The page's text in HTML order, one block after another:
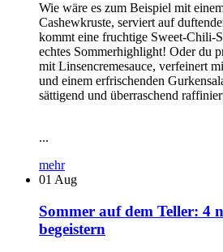
Wie wäre es zum Beispiel mit
Cashewkruste, serviert auf
kommt eine fruchtige Sweet-Chili-
echtes Sommerhighlight! Oder du
mit Linsencremesauce, verfeinert
und einem erfrischenden
sättigend und überraschend
...
mehr
01 Aug
Sommer auf dem Teller: 4
begeistern